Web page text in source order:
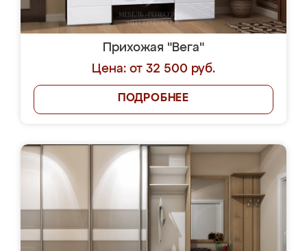
Прихожая "Вега"
Цена: от 32 500 руб.
ПОДРОБНЕЕ